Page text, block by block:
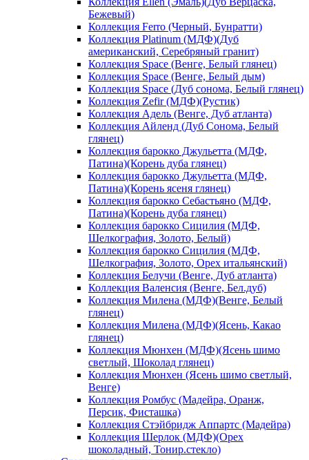
Бежевый)
Коллекция Ferro (Черный, Бунратти)
Коллекция Platinum (МДФ)(Дуб
американский, Серебряный гранит)
Коллекция Space (Венге, Белый глянец)
Коллекция Space (Венге, Белый дым)
Коллекция Space (Дуб сонома, Белый глянец)
Коллекция Zefir (МДФ)(Рустик)
Коллекция Адель (Венге, Дуб атланта)
Коллекция Айленд (Дуб Сонома, Белый
глянец)
Коллекция барокко Джульетта (МДФ,
Патина)(Корень дуба глянец)
Коллекция барокко Джульетта (МДФ,
Патина)(Корень ясеня глянец)
Коллекция барокко Себастьяно (МДФ,
Патина)(Корень дуба глянец)
Коллекция барокко Сицилия (МДФ,
Шелкография, Золото, Белый)
Коллекция барокко Сицилия (МДФ,
Шелкография, Золото, Орех итальянский)
Коллекция Белучи (Венге, Дуб атланта)
Коллекция Валенсия (Венге, Бел.дуб)
Коллекция Милена (МДФ)(Венге, Белый
глянец)
Коллекция Милена (МДФ)(Ясень, Какао
глянец)
Коллекция Мюнхен (МДФ)(Ясень шимо
светлый, Шоколад глянец)
Коллекция Мюнхен (Ясень шимо светлый,
Венге)
Коллекция Ромбус (Мадейра, Оранж,
Персик, Фисташка)
Коллекция Стэйбридж Аппартс (Мадейра)
Коллекция Шерлок (МДФ)(Орех
шоколадный, Тонир.стекло)